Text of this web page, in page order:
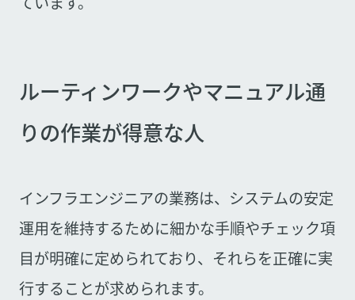
ルーティンワークやマニュアル通
りの作業が得意な人
インフラエンジニアの業務は、システムの安定
運用を維持するために細かな手順やチェック項
目が明確に定められており、それらを正確に実
行することが求められます。